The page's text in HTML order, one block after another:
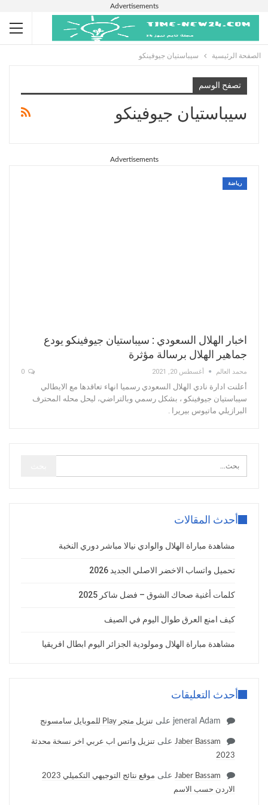
Advertisements
الصفحة الرئيسية سيباستيان جيوفينكو
تصفح الوسم
سيباستيان جيوفينكو
Advertisements
رياضة
اخبار الهلال السعودي : سيباستيان جيوفينكو يودع
جماهير الهلال برسالة مؤثرة
محمد العالم أغسطس 20, 2021
أعلنت ادارة نادي الهلال السعودي رسميا انهاء تعاقدها مع الايطالي
سيباستيان جيوفينكو ، بشكل رسمي وبالتراضي، ليحل محله المحترف
البرازيلي ماتيوس بيريرا .
أحدث المقالات
مشاهدة مباراة الهلال والوادي نيالا مباشر دوري النخبة
تحميل واتساب الاخضر الاصلي الجديد 2026
كلمات أغنية صحاك الشوق – فضل شاكر 2025
كيف امنع العرق طوال اليوم في الصيف
مشاهدة مباراة الهلال ومولودية الجزائر اليوم ابطال افريقيا
أحدث التعليقات
jeneral Adam على تنزيل متجر Play للموبايل سامسونج
Jaber Bassam على تنزيل واتس اب عربي اخر نسخة محدثة
2023
Jaber Bassam على
موقع نتائج التوجيهي التكميلي 2023
الاردن حسب الاسم